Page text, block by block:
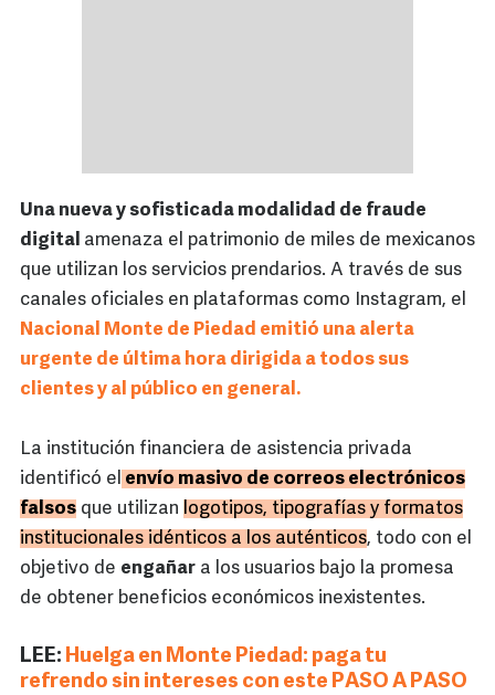
Una nueva y sofisticada modalidad de fraude
digital amenaza el patrimonio de miles de mexicanos
que utilizan los servicios prendarios. A través de sus
canales oficiales en plataformas como Instagram, el
Nacional Monte de Piedad emitió una alerta
urgente de última hora dirigida a todos sus
clientes y al público en general.
La institución financiera de asistencia privada
identificó el envío masivo de correos electrónicos
falsos que utilizan logotipos, tipografías y formatos
institucionales idénticos a los auténticos, todo con el
objetivo de engañar a los usuarios bajo la promesa
de obtener beneficios económicos inexistentes.
LEE: Huelga en Monte Piedad: paga tu
refrendo sin intereses con este PASO A PASO